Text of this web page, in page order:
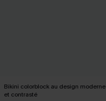
Bikini colorblock au design moderne
et contrasté